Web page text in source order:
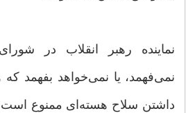
نماینده رهبر انقلاب در
نمی‌فهمد، یا نمی‌خواهد بفهمد که
داشتن سلاح هسته‌ای ممنوع